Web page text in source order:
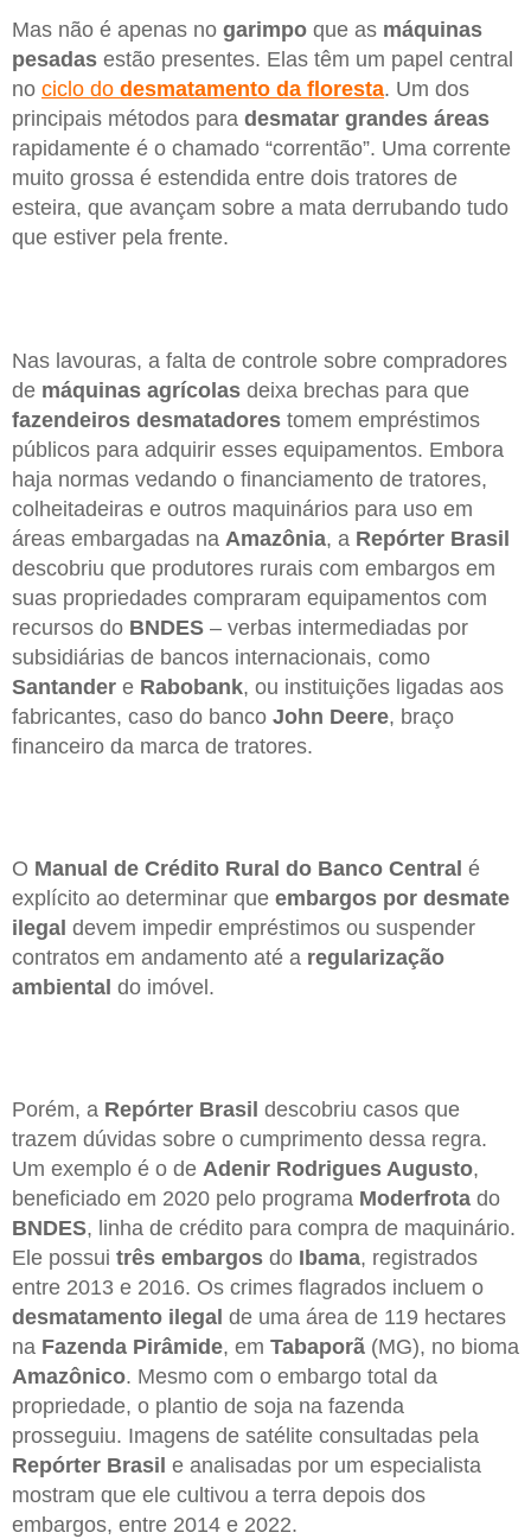
Mas não é apenas no garimpo que as máquinas
pesadas estão presentes. Elas têm um papel central
no ciclo do desmatamento da floresta. Um dos
principais métodos para desmatar grandes áreas
rapidamente é o chamado “correntão”. Uma corrente
muito grossa é estendida entre dois tratores de
esteira, que avançam sobre a mata derrubando tudo
que estiver pela frente.
Nas lavouras, a falta de controle sobre compradores
de máquinas agrícolas deixa brechas para que
fazendeiros desmatadores tomem empréstimos
públicos para adquirir esses equipamentos. Embora
haja normas vedando o financiamento de tratores,
colheitadeiras e outros maquinários para uso em
áreas embargadas na Amazônia, a Repórter Brasil
descobriu que produtores rurais com embargos em
suas propriedades compraram equipamentos com
recursos do BNDES – verbas intermediadas por
subsidiárias de bancos internacionais, como
Santander e Rabobank, ou instituições ligadas aos
fabricantes, caso do banco John Deere, braço
financeiro da marca de tratores.
O Manual de Crédito Rural do Banco Central é
explícito ao determinar que embargos por desmate
ilegal devem impedir empréstimos ou suspender
contratos em andamento até a regularização
ambiental do imóvel.
Porém, a Repórter Brasil descobriu casos que
trazem dúvidas sobre o cumprimento dessa regra.
Um exemplo é o de Adenir Rodrigues Augusto,
beneficiado em 2020 pelo programa Moderfrota do
BNDES, linha de crédito para compra de maquinário.
Ele possui três embargos do Ibama, registrados
entre 2013 e 2016. Os crimes flagrados incluem o
desmatamento ilegal de uma área de 119 hectares
na Fazenda Pirâmide, em Tabaporã (MG), no bioma
Amazônico. Mesmo com o embargo total da
propriedade, o plantio de soja na fazenda
prosseguiu. Imagens de satélite consultadas pela
Repórter Brasil e analisadas por um especialista
mostram que ele cultivou a terra depois dos
embargos, entre 2014 e 2022.